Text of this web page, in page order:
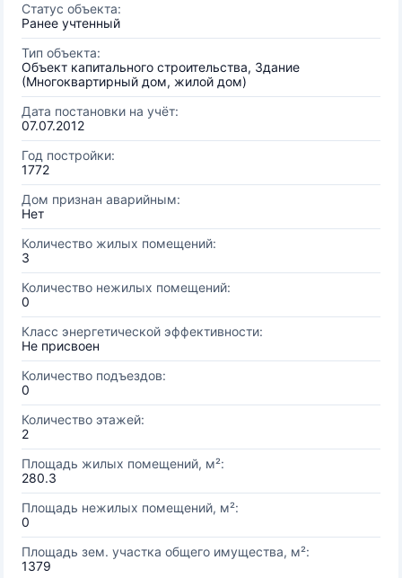
Статус объекта:
Ранее учтенный
Тип объекта:
Объект капитального строительства, Здание
(Многоквартирный дом, жилой дом)
Дата постановки на учёт:
07.07.2012
Год постройки:
1772
Дом признан аварийным:
Нет
Количество жилых помещений:
3
Количество нежилых помещений:
0
Класс энергетической эффективности:
Не присвоен
Количество подъездов:
0
Количество этажей:
2
Площадь жилых помещений, м²:
280.3
Площадь нежилых помещений, м²:
0
Площадь зем. участка общего имущества, м²:
1379